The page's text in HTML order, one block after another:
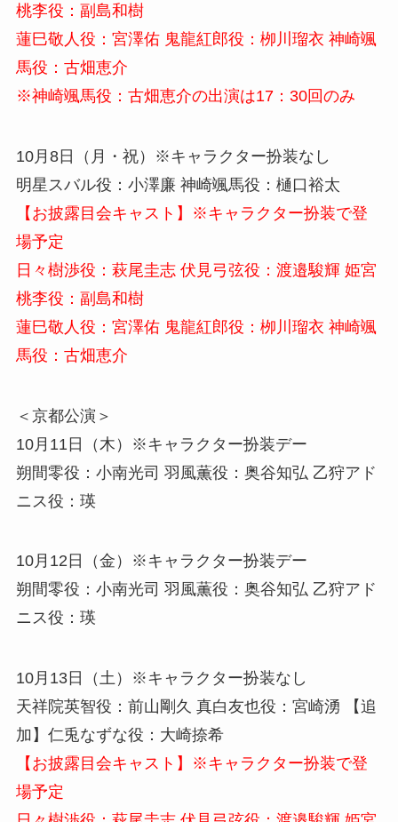
桃李役：副島和樹
蓮巳敬人役：宮澤佑 鬼龍紅郎役：栁川瑠衣 神崎颯
馬役：古畑恵介
※神崎颯馬役：古畑恵介の出演は17：30回のみ
10月8日（月・祝）※キャラクター扮装なし
明星スバル役：小澤廉 神崎颯馬役：樋口裕太
【お披露目会キャスト】※キャラクター扮装で登
場予定
日々樹渉役：萩尾圭志 伏見弓弦役：渡邉駿輝 姫宮
桃李役：副島和樹
蓮巳敬人役：宮澤佑 鬼龍紅郎役：栁川瑠衣 神崎颯
馬役：古畑恵介
＜京都公演＞
10月11日（木）※キャラクター扮装デー
朔間零役：小南光司 羽風薫役：奥谷知弘 乙狩アド
ニス役：瑛
10月12日（金）※キャラクター扮装デー
朔間零役：小南光司 羽風薫役：奥谷知弘 乙狩アド
ニス役：瑛
10月13日（土）※キャラクター扮装なし
天祥院英智役：前山剛久 真白友也役：宮崎湧 【追
加】仁兎なずな役：大崎捺希
【お披露目会キャスト】※キャラクター扮装で登
場予定